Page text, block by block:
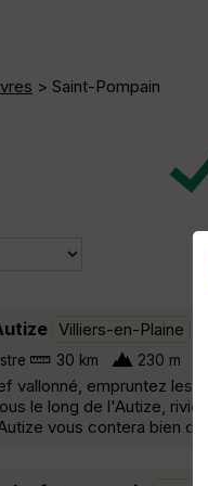
> Saint-Pompain
Villiers-en-Plaine
30 km 230 m
vallonné, empruntez les
le long de l'Autize,
vous contera bien